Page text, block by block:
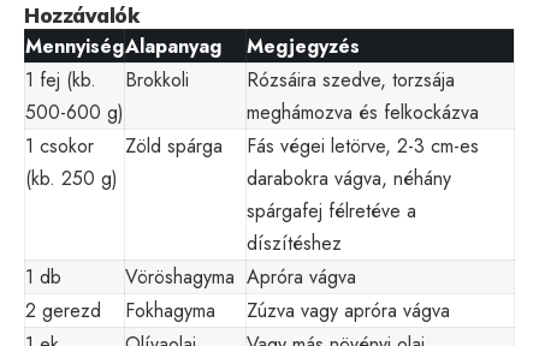
Hozzávalók
MennyiségAlapanyag
Megjegyzés
1 fej (kb.
500-600 g)
Brokkoli
Rózsáira szedve, torzsája
meghámozva és felkockázva
1 csokor
(kb. 250 g)
Zöld spárga
Fás végei letörve, 2-3 cm-es
darabokra vágva, néhány
spárgafej félretéve a
díszítéshez
1 db
Vöröshagyma Apróra vágva
2 gerezd
Fokhagyma
Zúzva vagy apróra vágva